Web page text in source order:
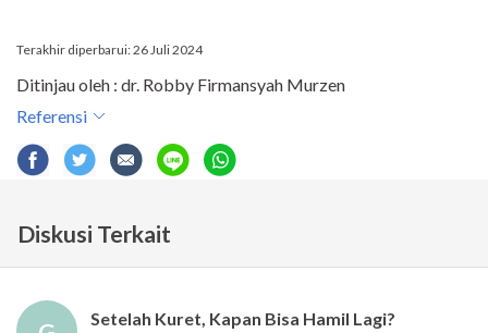
Terakhir diperbarui: 26 Juli 2024